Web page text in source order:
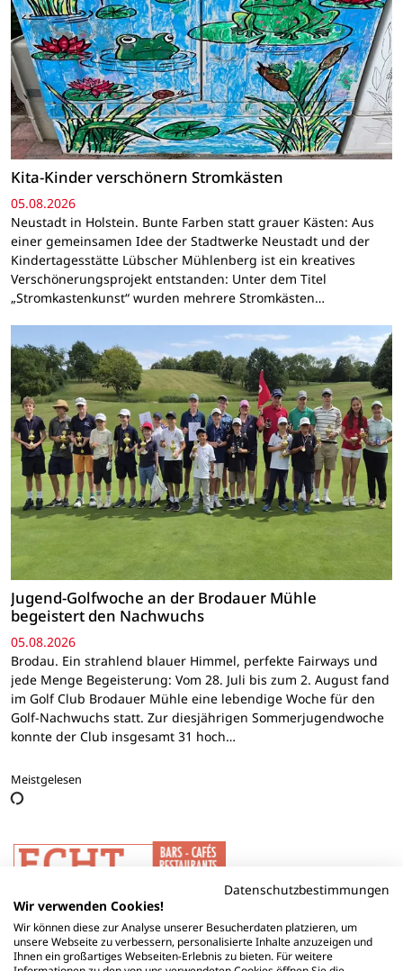
Kita-Kinder verschönern Stromkästen
05.08.2026
Neustadt in Holstein. Bunte Farben statt grauer Kästen: Aus
einer gemeinsamen Idee der Stadtwerke Neustadt und der
Kindertagesstätte Lübscher Mühlenberg ist ein kreatives
Verschönerungsprojekt entstanden: Unter dem Titel
„Stromkastenkunst“ wurden mehrere Stromkästen…
Jugend-Golfwoche an der Brodauer Mühle
begeistert den Nachwuchs
05.08.2026
Brodau. Ein strahlend blauer Himmel, perfekte Fairways und
jede Menge Begeisterung: Vom 28. Juli bis zum 2. August fand
im Golf Club Brodauer Mühle eine lebendige Woche für den
Golf-Nachwuchs statt. Zur diesjährigen Sommerjugendwoche
konnte der Club insgesamt 31 hoch…
Meistgelesen
Datenschutzbestimmungen
Wir verwenden Cookies!
Wir können diese zur Analyse unserer Besucherdaten platzieren, um
unsere Webseite zu verbessern, personalisierte Inhalte anzuzeigen und
Ihnen ein großartiges Webseiten-Erlebnis zu bieten. Für weitere